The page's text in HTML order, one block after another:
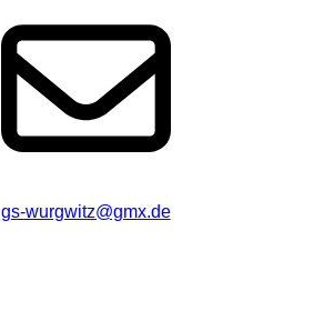
gs-wurgwitz@gmx.de